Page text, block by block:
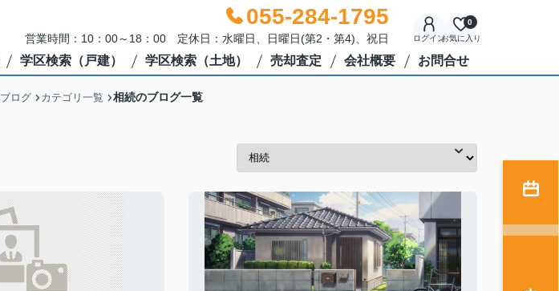
055-284-1795
営業時間：10：00～18：00 定休日：水曜日、日曜日(第2・第4)、祝日 ログインお気に入り
0
学区検索（戸建） 学区検索（土地） 売却査定 会社概要 お問合せ
ブログ カテゴリ一覧 相続のブログ一覧